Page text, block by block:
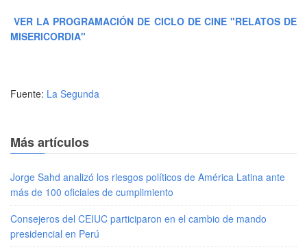
VER LA PROGRAMACIÓN DE CICLO DE CINE "RELATOS DE
MISERICORDIA"
Fuente: La Segunda
Más artículos
Jorge Sahd analizó los riesgos políticos de América Latina ante
más de 100 oficiales de cumplimiento
Consejeros del CEIUC participaron en el cambio de mando
presidencial en Perú